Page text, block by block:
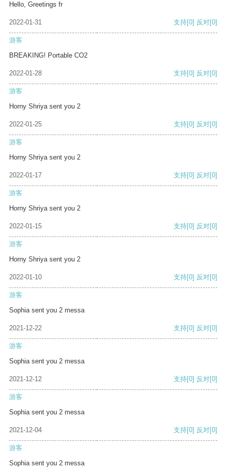
Hello, Greetings fr
2022-01-31 支持[0] 反对[0]
游客
BREAKING! Portable CO2
2022-01-28 支持[0] 反对[0]
游客
Horny Shriya sent you 2
2022-01-25 支持[0] 反对[0]
游客
Horny Shriya sent you 2
2022-01-17 支持[0] 反对[0]
游客
Horny Shriya sent you 2
2022-01-15 支持[0] 反对[0]
游客
Horny Shriya sent you 2
2022-01-10 支持[0] 反对[0]
游客
Sophia sent you 2 messa
2021-12-22 支持[0] 反对[0]
游客
Sophia sent you 2 messa
2021-12-12 支持[0] 反对[0]
游客
Sophia sent you 2 messa
2021-12-04 支持[0] 反对[0]
游客
Sophia sent you 2 messa